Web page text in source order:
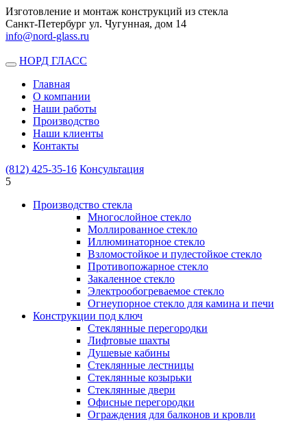
Изготовление и монтаж конструкций из стекла
Санкт-Петербург ул. Чугунная, дом 14
info@nord-glass.ru
Toggle
navigation
НОРД ГЛАСС
Главная
О компании
Наши работы
Производство
Наши клиенты
Контакты
(812) 425-35-16 Консультация
5
Производство стекла
Многослойное стекло
Моллированное стекло
Иллюминаторное стекло
Взломостойкое и пулестойкое стекло
Противопожарное стекло
Закаленное стекло
Электрообогреваемое стекло
Огнеупорное стекло для камина и печи
Конструкции под ключ
Стеклянные перегородки
Лифтовые шахты
Душевые кабины
Cтеклянные лестницы
Cтеклянные козырьки
Cтеклянные двери
Офисные перегородки
Ограждения для балконов и кровли